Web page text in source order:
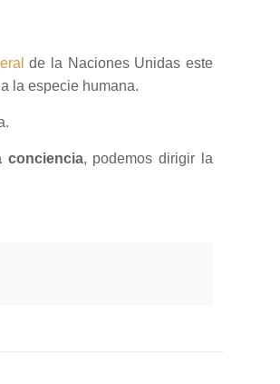
de la Naciones Unidas este
la especie humana.
conciencia, podemos dirigir la